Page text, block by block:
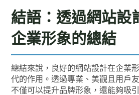
結語：透過網站設
企業形象的總結
總結來說，良好的網站設計在企業
代的作用。透過專業、美觀且用戶
不僅可以提升品牌形象，還能夠吸